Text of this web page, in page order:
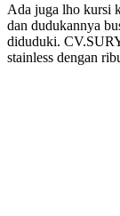
Ada juga lho kursi
dan dudukannya
diduduki.
stainless dengan